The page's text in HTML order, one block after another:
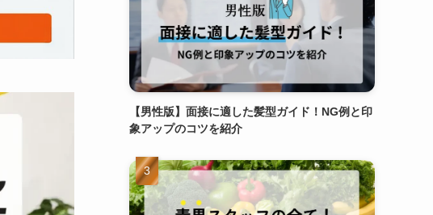
【男性版】面接に適した髪型ガイド！NG例と印
象アップのコツを紹介